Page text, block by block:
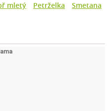
mletý Petrželka
Smetana